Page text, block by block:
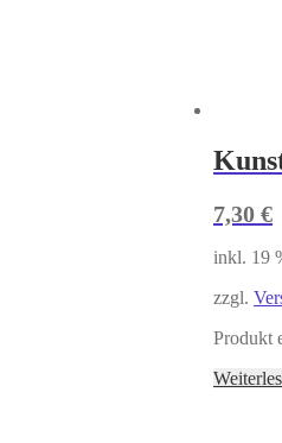
7,30€
inkl. 19
zzgl.
Produkt